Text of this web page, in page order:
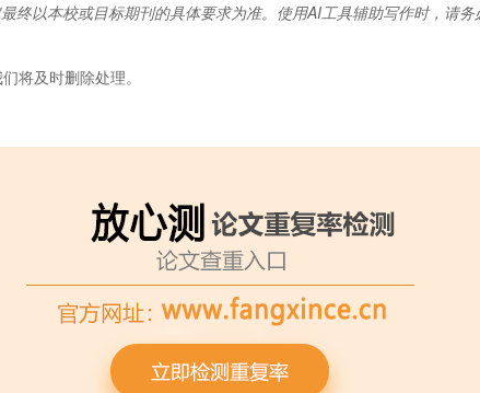
终以本校或目标期刊的具体要求为准。使用AI工具辅助写作时，请务
将及时删除处理。